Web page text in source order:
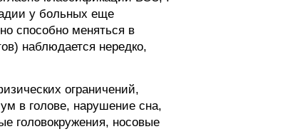
у больных еще
способно меняться в
наблюдается нередко,
ограничений,
в голове, нарушение сна,
головокружения, носовые